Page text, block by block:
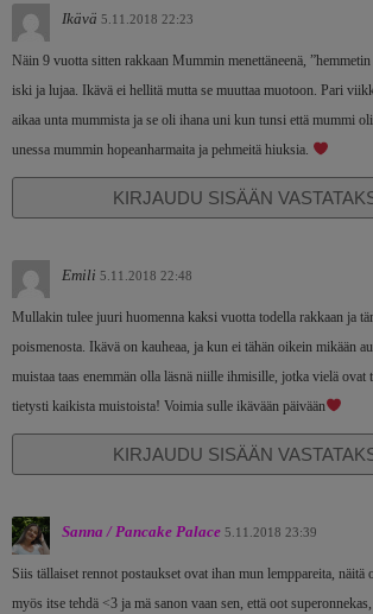
Ikävä 5.11.2018 22:23
Näin 9 vuotta sitten rakkaan Mummin menettäneenä,
iski ja lujaa. Ikävä ei hellitä mutta se muuttaa muotoon. Pari
aikaa unta mummista ja se oli ihana uni kun tunsi että mummi
unessa mummin hopeanharmaita ja pehmeitä hiuksia.
KIRJAUDU SISÄÄN
Emili 5.11.2018 22:48
Mullakin tulee juuri huomenna kaksi vuotta todella rakkaan ja
poismenosta. Ikävä on kauheaa, ja kun ei tähän oikein mikään
muistaa taas enemmän olla läsnä niille ihmisille, jotka vielä ovat
tietysti kaikista muistoista! Voimia sulle ikävään päivään
KIRJAUDU SISÄÄN
Sanna / Pancake Palace 5.11.2018 23:39
Siis tällaiset rennot postaukset ovat ihan mun lemppareita, näitä
myös itse tehdä <3 ja mä sanon vaan sen, että oot